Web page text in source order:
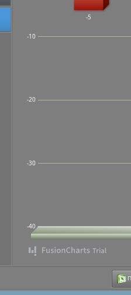
-40
-30
-20
-10
-5